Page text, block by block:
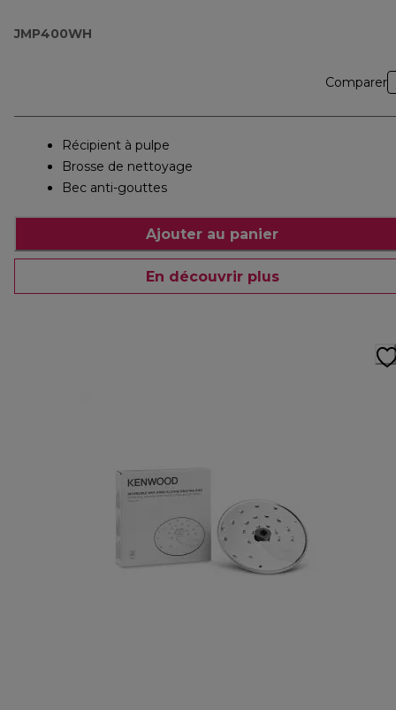
JMP400WH
Comparer
Récipient à pulpe
Brosse de nettoyage
Bec anti-gouttes
Ajouter au panier
En découvrir plus